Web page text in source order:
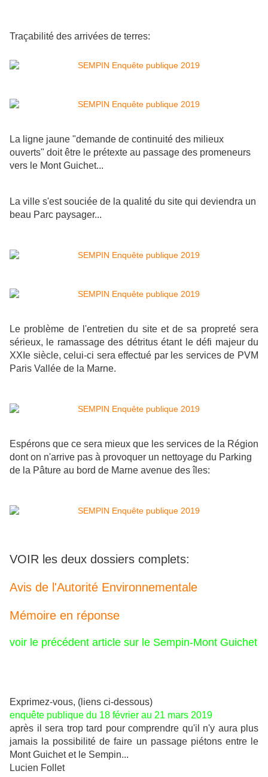
Traçabilité des arrivées de terres:
La ligne jaune "demande de continuité des milieux
ouverts" doit être le prétexte au passage des promeneurs
vers le Mont Guichet...
La ville s'est souciée de la qualité du site qui deviendra un
beau Parc paysager...
Le problème de l'entretien du site et de sa propreté sera
sérieux, le ramassage des détritus étant le défi majeur du
XXIe siècle, celui-ci sera effectué par les services de PVM
Paris Vallée de la Marne.
Espérons que ce sera mieux que les services de la Région
dont on n'arrive pas à provoquer un nettoyage du Parking
de la Pâture au bord de Marne avenue des îles:
VOIR les deux dossiers complets:
Avis de l'Autorité Environnementale
Mémoire en réponse
voir le précédent article sur le Sempin-Mont Guichet
Exprimez-vous, (liens ci-dessous)
enquête publique du 18 février au 21 mars 2019
après il sera trop tard pour comprendre qu'il n'y aura plus
jamais la possibilité de faire un passage piétons entre le
Mont Guichet et le Sempin...
Lucien Follet